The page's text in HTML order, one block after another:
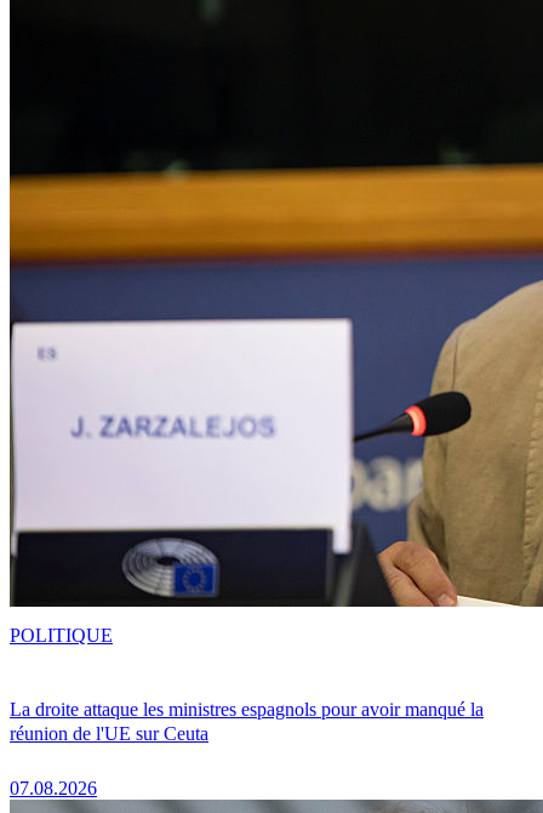
La droite attaque les ministres espagnols pour avoir manqué la
réunion de l'UE sur Ceuta
07.08.2026
POLITIQUE